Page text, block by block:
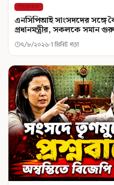
শিরোনাম
এনসিপিআই সাংসদদের সঙ্গে
প্রধানমন্ত্রীর, সকলকে সমান
৭/৮/২০২৬ 1 মিনিট পড়া